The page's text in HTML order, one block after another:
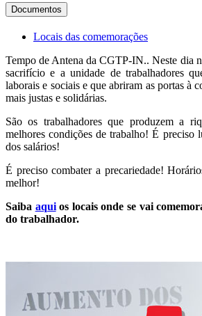
Documentos
Locais das comemorações
Tempo de Antena da CGTP-IN.. Neste dia
sacrifício e a unidade de trabalhadores
laborais e sociais e que abriram as portas à
mais justas e solidárias.
São os trabalhadores que produzem a
melhores condições de trabalho! É preciso
dos salários!
É preciso combater a precariedade!
melhor!
Saiba aquios locais onde se vai
do trabalhador.